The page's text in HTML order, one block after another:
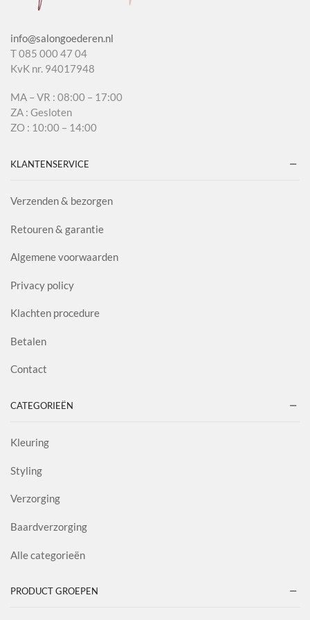
info@salongoederen.nl
T 085 000 47 04
KvK nr. 94017948
MA – VR : 08:00 – 17:00
ZA : Gesloten
ZO : 10:00 – 14:00
KLANTENSERVICE
Verzenden & bezorgen
Retouren & garantie
Algemene voorwaarden
Privacy policy
Klachten procedure
Betalen
Contact
CATEGORIEËN
Kleuring
Styling
Verzorging
Baardverzorging
Alle categorieën
PRODUCT GROEPEN